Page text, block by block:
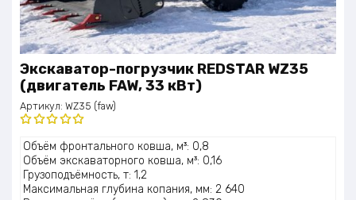
Экскаватор-погрузчик REDSTAR WZ35
(двигатель FAW, 33 кВт)
Артикул: WZ35 (faw)
Оценка
5.00из 5
Объём фронтального ковша, м³: 0,8
Объём экскаваторного ковша, м³: 0,16
Грузоподъёмность, т: 1,2
Максимальная глубина копания, мм: 2 640